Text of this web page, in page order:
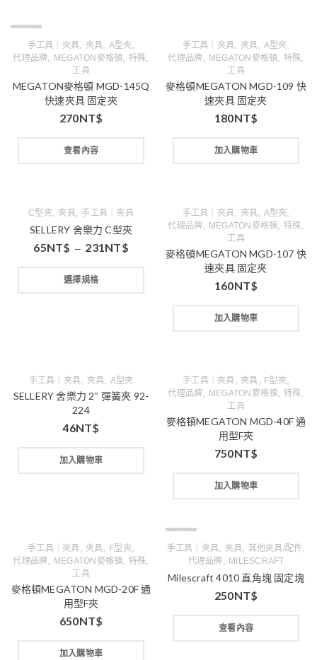
手工具｜夾具 夾具 A型夾
代理品牌 MEGATON麥格頓 特殊
工具
MEGATON麥格頓 MGD-145Q
快速夾具 固定夾
270NT$
查看內容
手工具｜夾具 夾具 A型夾
代理品牌 MEGATON麥格頓 特殊
工具
麥格頓MEGATON MGD-109 快
速夾具 固定夾
180NT$
加入購物車
C型夾, 夾具,手工具｜夾具
SELLERY 舍樂力 C型夾
65NT$ – 231 NT$
選擇規格
手工具｜夾具 夾具 A型夾
代理品牌 MEGATON麥格頓 特殊
工具
麥格頓MEGATON MGD-107 快
速夾具 固定夾
160NT$
加入購物車
手工具｜夾具 夾具 A型夾
SELLERY 舍樂力 2″ 彈簧夾 92-
224
46NT$
加入購物車
手工具｜夾具 夾具 F型夾,
代理品牌 MEGATON麥格頓 特殊
工具
麥格頓MEGATON MGD-40F 通
用型F夾
750NT$
加入購物車
手工具｜夾具 夾具 F型夾,
代理品牌 MEGATON麥格頓 特殊
工具
麥格頓MEGATON MGD-20F 通
用型F夾
650NT$
加入購物車
手工具｜夾具 夾具 其他夾具/配件
代理品牌 MILESCRAFT
Milescraft 4010 直角塊 固定塊
250NT$
查看內容